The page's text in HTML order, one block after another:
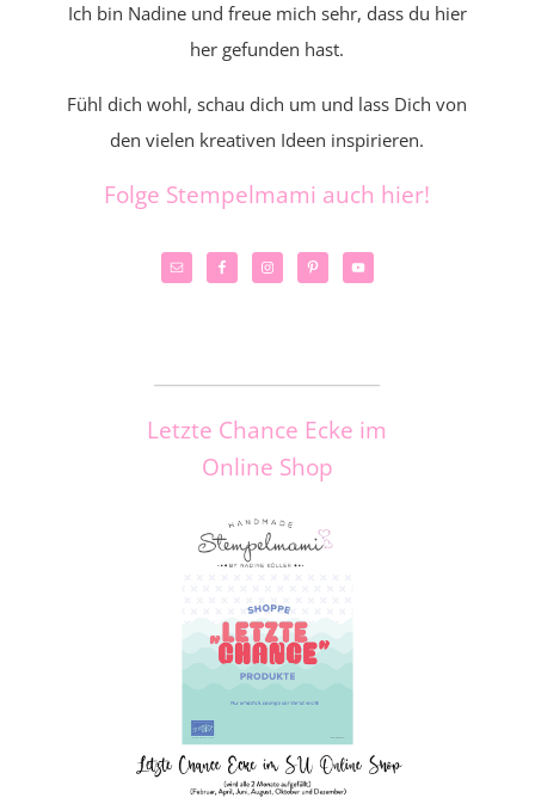
Ich bin Nadine und freue mich sehr, dass du hier
her gefunden hast.
Fühl dich wohl, schau dich um und lass Dich von
den vielen kreativen Ideen inspirieren.
Folge Stempelmami auch hier!
Letzte Chance Ecke im
Online Shop